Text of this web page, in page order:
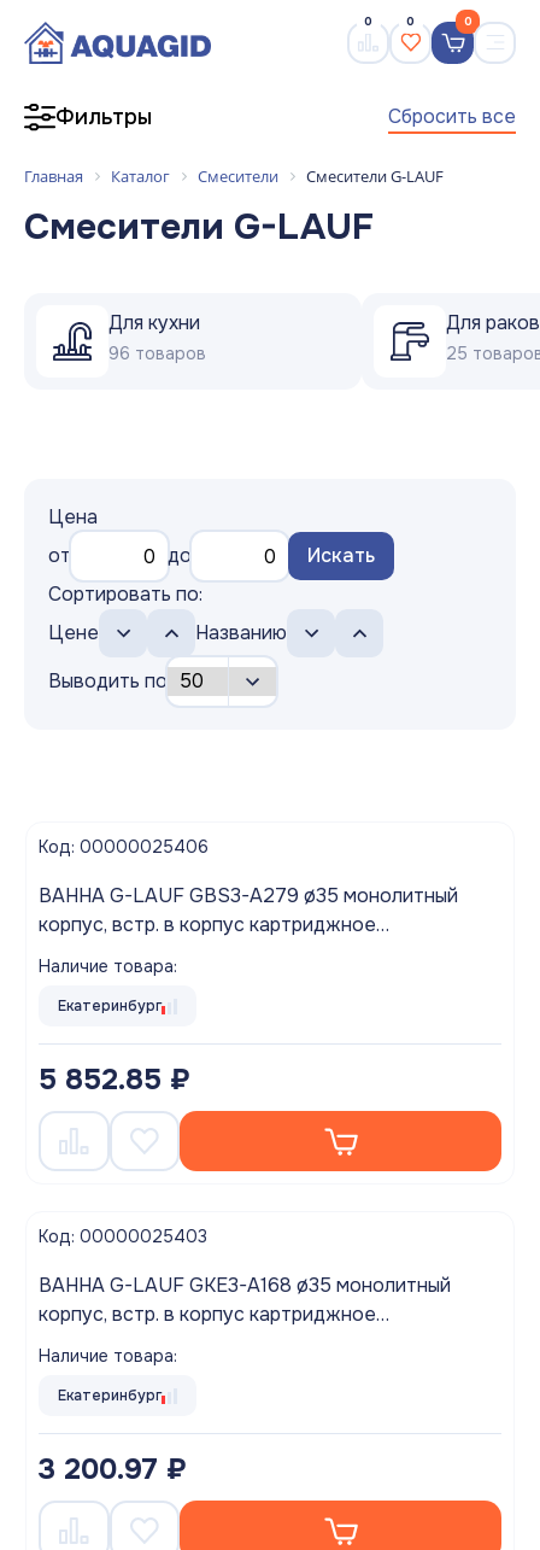
0 0 0
Фильтры Сбросить все
Главная Каталог Смесители Смесители G-LAUF
Смесители G-LAUF
Для кухни
96 товаров
Для
25
Цена
от
до
Искать
Сортировать по:
Цене
Названию
Выводить по
Код: 00000025406
ВАННА G-LAUF GBS3-A279 ø35 монолитный
корпус, встр. в корпус картриджное
переключение на душ, хром
Наличие товара:
Екатеринбург
5 852.85 ₽
Код: 00000025403
ВАННА G-LAUF GKE3-A168 ø35 монолитный
корпус, встр. в корпус картриджное
переключение на душ, хром
Наличие товара:
Екатеринбург
3 200.97 ₽